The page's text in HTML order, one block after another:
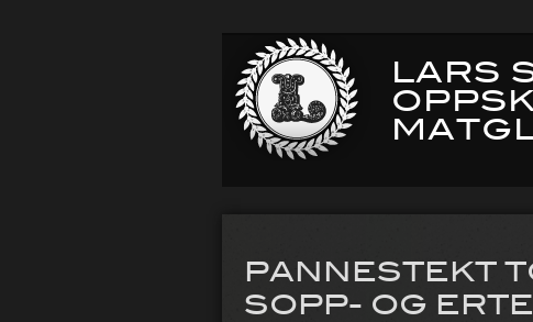
LARS
PANNESTEKT
SOPP- OG